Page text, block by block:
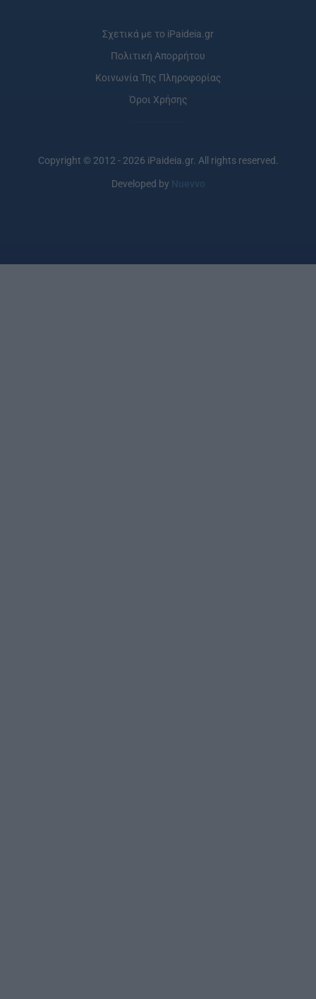
Σχετικά με το iPaideia.gr
Πολιτική Απορρήτου
Κοινωνία Της Πληροφορίας
Όροι Χρήσης
Copyright © 2012 - 2026 iPaideia.gr. All rights reserved.
Developed by